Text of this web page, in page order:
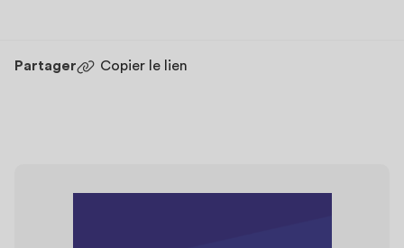
Partager Copier le lien